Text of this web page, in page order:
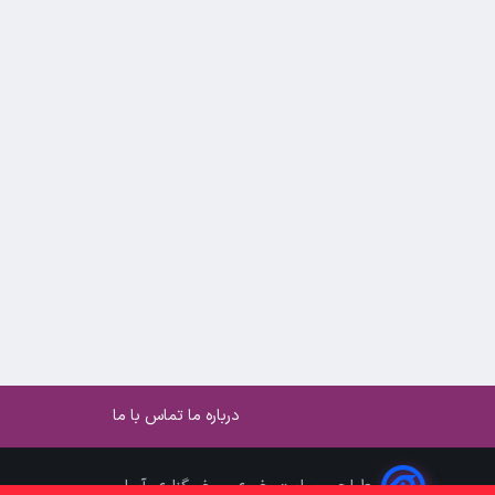
درباره ماتماس با ما
طراحی سایت خبری و خبرگزاری آسام